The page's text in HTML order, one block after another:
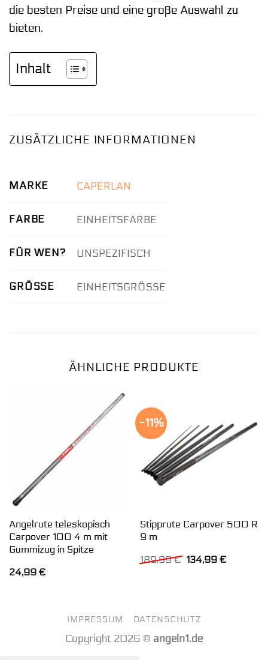
die besten Preise und eine große Auswahl zu
bieten.
Inhalt
ZUSÄTZLICHE INFORMATIONEN
MARKE CAPERLAN
FARBE EINHEITSFARBE
FÜR WEN? UNSPEZIFISCH
GRÖSSE EINHEITSGRÖSSE
ÄHNLICHE PRODUKTE
Angelrute teleskopisch
Carpover 100 4 m mit
Gummizug in Spitze
24,99 €
-11%
Stipprute Carpover 500 R
9 m
189,99€ Ursprünglicher
134,99 €Aktueller
IMPRESSUM DATENSCHUTZ
Copyright 2026 © angeln1.de